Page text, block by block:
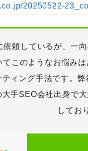
20250522-
依頼しているが、一
このようなお悩み
ィング手法です。
手SEO会社出身で
してお